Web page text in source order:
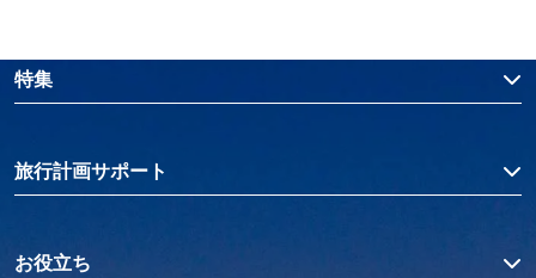
特集
旅行計画サポート
お役立ち